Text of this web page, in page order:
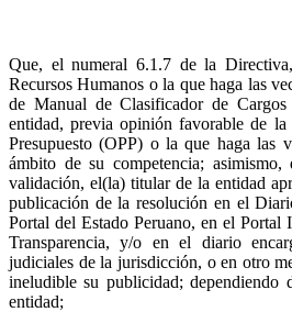
Que, el numeral 6.1.7 de la
Recursos Humanos o la que haga las
de Manual de Clasificador de
entidad, previa opinión favorable de
Presupuesto (OPP) o la que haga las
ámbito de su competencia;
validación, el(la) titular de la entidad
publicación de la resolución en el
Portal del Estado Peruano, en el Portal
Transparencia, y/o en el diario
judiciales de la jurisdicción, o en otro
ineludible su publicidad; dependiendo
entidad;